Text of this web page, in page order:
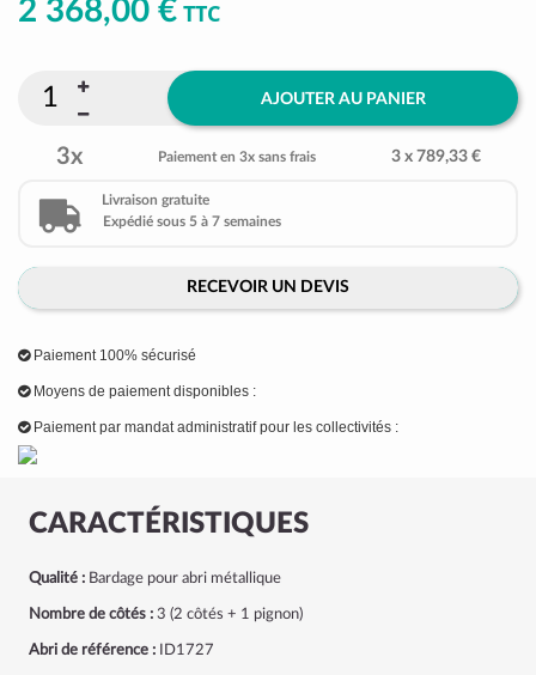
CARACTÉRISTIQUES
Qualité : Bardage pour abri métallique
Nombre de côtés : 3 (2 côtés + 1 pignon)
Abri de référence : ID1727
2 368,00 € TTC
AJOUTER AU PANIER
3x Paiement en 3x sans frais 3 x 789,33 €
Livraison gratuite
Expédié sous 5 à 7 semaines
RECEVOIR UN DEVIS
Paiement 100% sécurisé
Moyens de paiement disponibles :
Paiement par mandat administratif pour les collectivités :